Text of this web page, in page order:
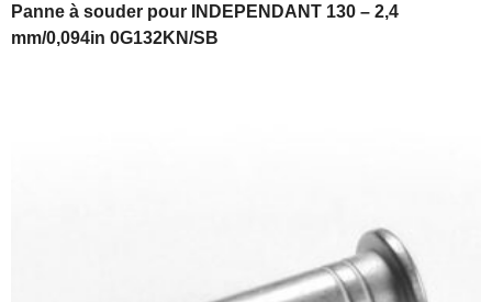
Panne à souder pour INDEPENDANT 130 – 2,4
mm/0,094in 0G132KN/SB